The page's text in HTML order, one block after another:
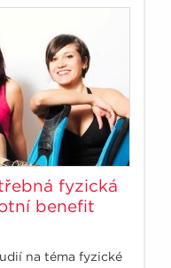
fyzická
benefit
na téma fyzické